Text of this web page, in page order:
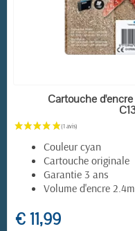
Cartouche
Couleur cyan
Cartouche originale
Garantie 3 ans
Volume d'encre
€ 11,99